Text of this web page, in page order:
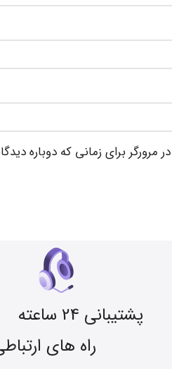
مرورگر برای زمانی که دوباره
پشتیبانی 24 ساعته
راه های